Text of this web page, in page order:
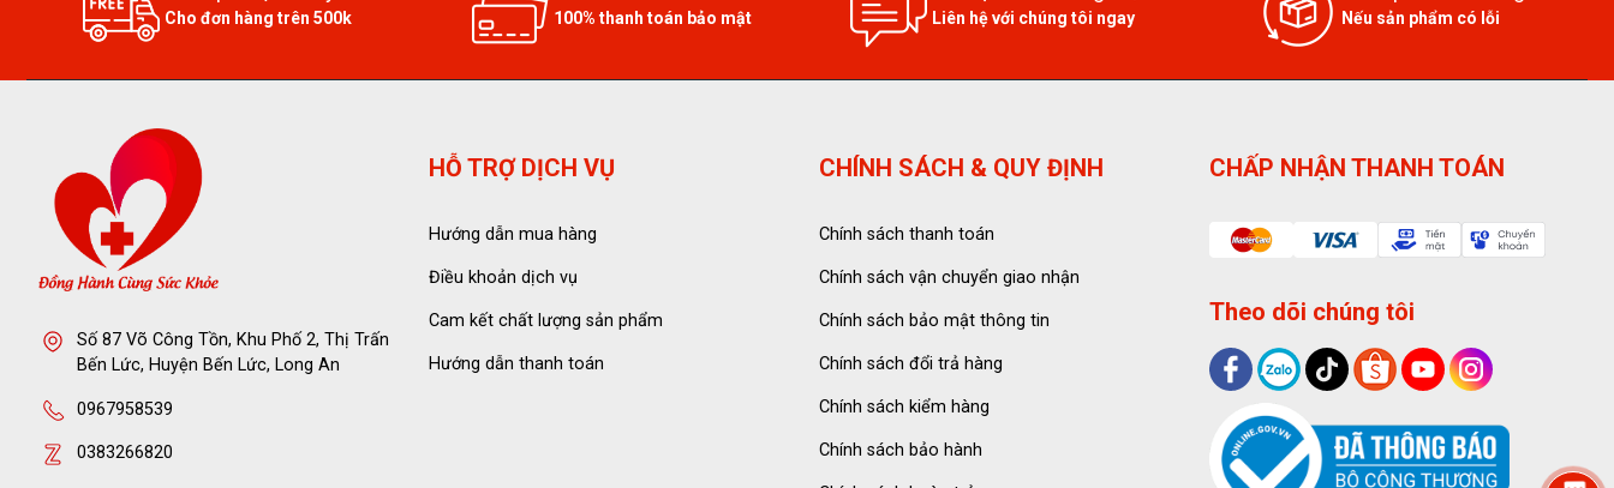
Cho đơn hàng trên 500k 100% thanh toán bảo mật Liên hệ với chúng tôi ngay Nếu sản phẩm có lỗi
Số 87 Võ Công Tồn, Khu Phố 2, Thị Trấn
Bến Lức, Huyện Bến Lức, Long An
0967958539
0383266820
HỖ TRỢ DỊCH VỤ
Hướng dẫn mua hàng
Điều khoản dịch vụ
Cam kết chất lượng sản phẩm
Hướng dẫn thanh toán
CHÍNH SÁCH & QUY ĐỊNH
Chính sách thanh toán
Chính sách vận chuyển giao nhận
Chính sách bảo mật thông tin
Chính sách đổi trả hàng
Chính sách kiểm hàng
Chính sách bảo hành
CHẤP NHẬN THANH TOÁN
Theo dõi chúng tôi